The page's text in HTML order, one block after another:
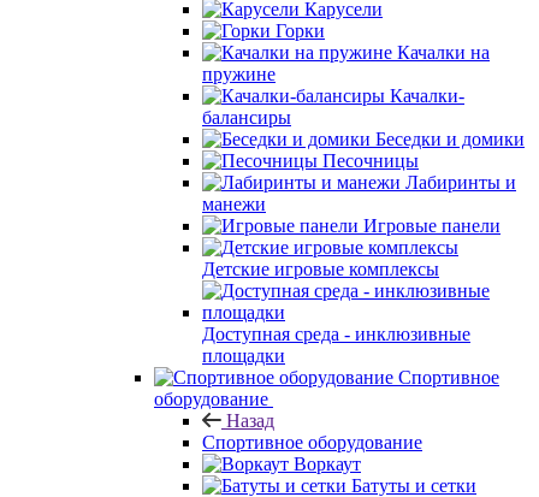
Карусели
Горки
Качалки на
пружине
Качалки-
балансиры
Беседки и домики
Песочницы
Лабиринты и
манежи
Игровые панели
Детские игровые комплексы
Доступная среда - инклюзивные
площадки
Спортивное
оборудование
Назад
Спортивное оборудование
Воркаут
Батуты и сетки